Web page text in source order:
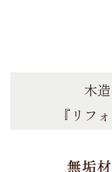
木
『リフ